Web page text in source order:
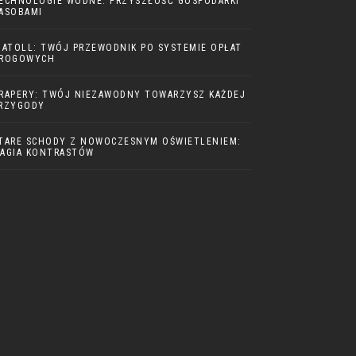
TWÓJ PRZEWODNIK PO SYSTEMIE OPŁAT
TWÓJ NIEZAWODNY TOWARZYSZ KAŻDEJ
SCHODY Z NOWOCZESNYM OŚWIETLENIEM:
KONTRASTÓW